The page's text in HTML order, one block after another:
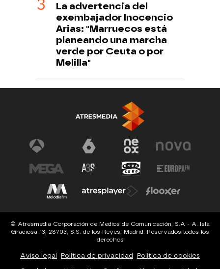
La advertencia del
exembajador Inocencio
Arias: "Marruecos está
planeando una marcha
verde por Ceuta o por
Melilla"
© Atresmedia Corporación de Medios de Comunicación, S.A - A. Isla
Graciosa 13, 28703, S.S. de los Reyes, Madrid. Reservados todos los
derechos
Aviso legal Política de privacidad Política de cookies